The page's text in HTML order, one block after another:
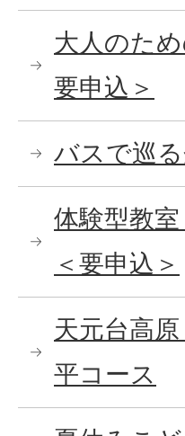
大人のた
要申込＞
バスで巡
体験型教
＜要申込＞
天元台高
平コース